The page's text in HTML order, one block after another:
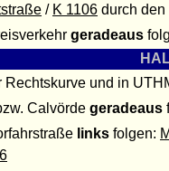
/ K 1106 durch den
geradeaus
Rechtskurve und in
Calvörde geradeaus
links folgen: